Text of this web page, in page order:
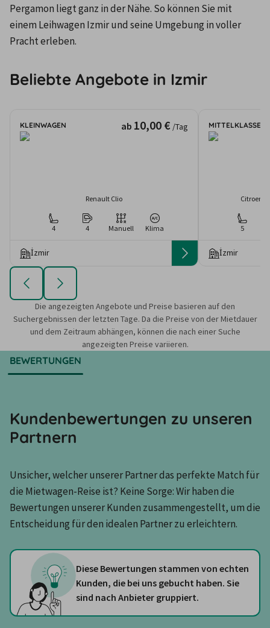
Pergamon liegt ganz in der Nähe. So können Sie mit
einem Leihwagen Izmir und seine Umgebung in voller
Pracht erleben.
Beliebte Angebote in Izmir
KLEINWAGEN ab 10,00 € /Tag
Renault Clio
4 4 Manuell Klima
İzmir
MITTELKLASSE
Citroen
5
İzmir
Die angezeigten Angebote und Preise basieren auf den
Suchergebnissen der letzten Tage. Da die Preise von der Mietdauer
und dem Zeitraum abhängen, können die nach einer Suche
angezeigten Preise variieren.
BEWERTUNGEN
Kundenbewertungen zu unseren
Partnern
Unsicher, welcher unserer Partner das perfekte Match für
die Mietwagen-Reise ist? Keine Sorge: Wir haben die
Bewertungen unserer Kunden zusammengestellt, um die
Entscheidung für den idealen Partner zu erleichtern.
Diese Bewertungen stammen von echten
Kunden, die bei uns gebucht haben. Sie
sind nach Anbieter gruppiert.